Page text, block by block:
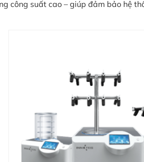
công suất cao – giúp đảm bảo hệ